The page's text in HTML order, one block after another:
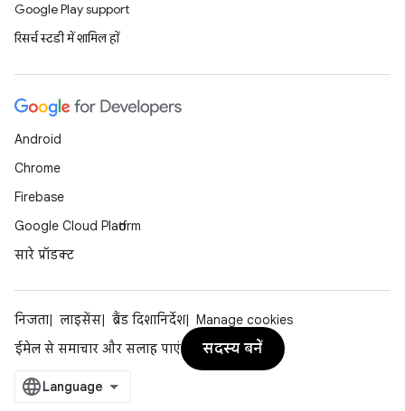
Google Play support
रिसर्च स्टडी में शामिल हों
Android
Chrome
Firebase
Google Cloud Platform
सारे प्रॉडक्ट
निजता लाइसेंस ब्रैंड दिशानिर्देश
Manage cookies
ईमेल से समाचार और सलाह पाएं
सदस्य बनें